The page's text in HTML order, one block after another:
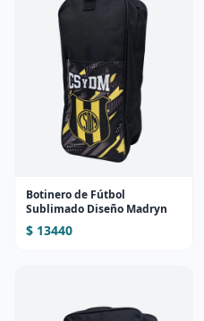
Botinero de Fútbol
Sublimado Diseño Madryn
$ 13440